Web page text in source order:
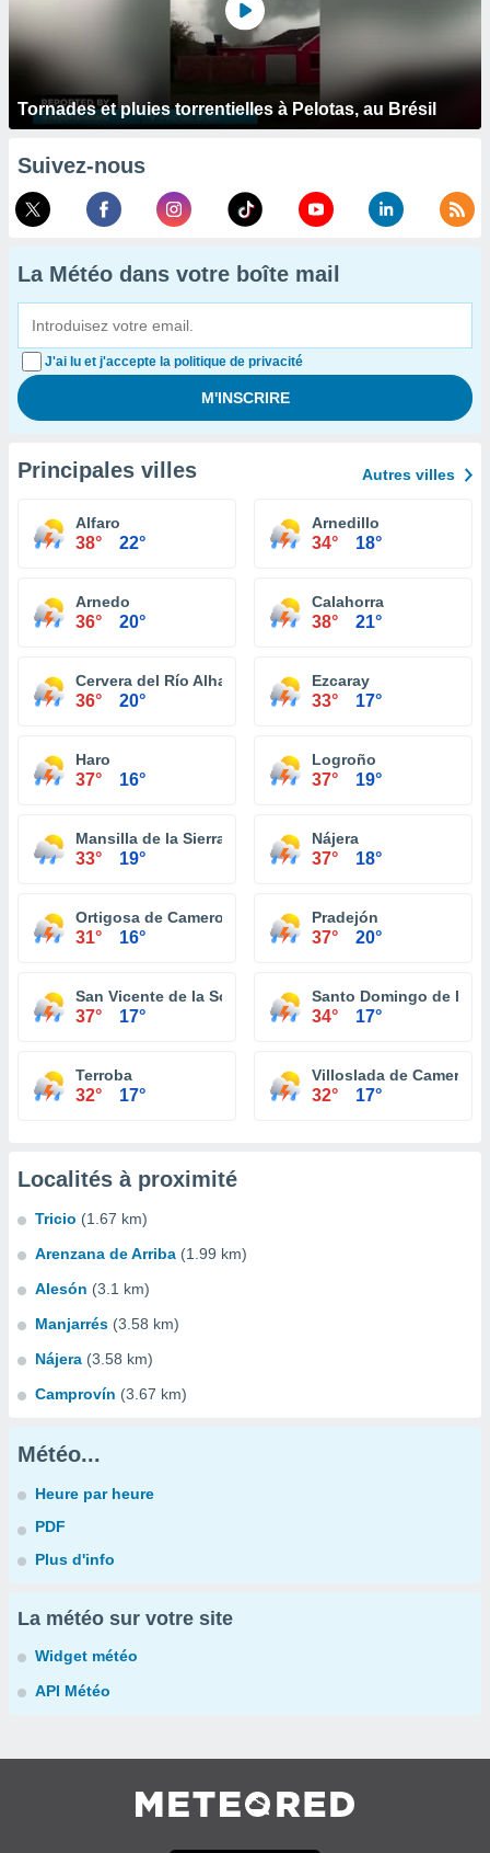
Tornades et pluies torrentielles à Pelotas, au Brésil
Suivez-nous
La Météo dans votre boîte mail
J'ai lu et j'accepte la politique de privacité
Principales villes Autres villes
Alfaro
38° 22°
Arnedillo
34° 18°
Arnedo
36° 20°
Calahorra
38° 21°
Cervera del Río Alhama
36° 20°
Ezcaray
33° 17°
Haro
37° 16°
Logroño
37° 19°
Mansilla de la Sierra
33° 19°
Nájera
37° 18°
Ortigosa de Cameros
31° 16°
Pradejón
37° 20°
San Vicente de la Sonsierra
37° 17°
Santo Domingo de la
34° 17°
Terroba
32° 17°
Villoslada de Cameros
32° 17°
Localités à proximité
Tricio (1.67 km)
Arenzana de Arriba (1.99 km)
Alesón (3.1 km)
Manjarrés (3.58 km)
Nájera (3.58 km)
Camprovín (3.67 km)
Météo...
Heure par heure
PDF
Plus d'info
La météo sur votre site
Widget météo
API Météo